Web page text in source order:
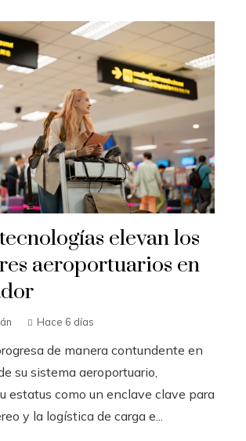
elevan los
aeroportuarios en
Hace 6 días
de manera contundente en
su sistema aeroportuario,
estatus como un enclave clave para
y la logística de carga e...